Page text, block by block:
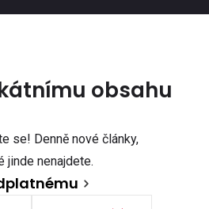
obsahu
se! Denně nové články,
jinde nenajdete.